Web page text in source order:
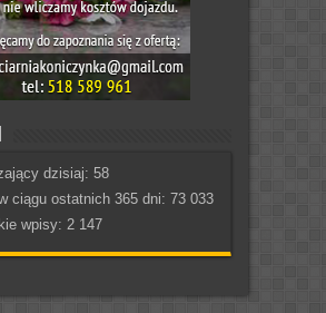
dzisiaj: 58
ciągu ostatnich 365 dni: 73 033
wpisy: 2 147